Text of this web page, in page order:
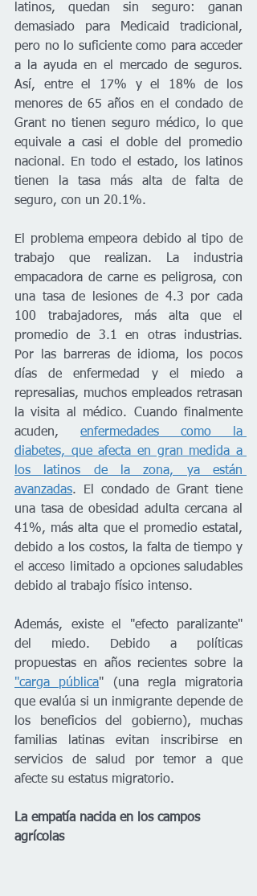
latinos, quedan sin seguro: ganan
demasiado para Medicaid tradicional,
pero no lo suficiente como para acceder
a la ayuda en el mercado de seguros.
Así, entre el 17% y el 18% de los
menores de 65 años en el condado de
Grant no tienen seguro médico, lo que
equivale a casi el doble del promedio
nacional. En todo el estado, los latinos
tienen la tasa más alta de falta de
seguro, con un 20.1%.
El problema empeora debido al tipo de
trabajo que realizan. La industria
empacadora de carne es peligrosa, con
una tasa de lesiones de 4.3 por cada
100 trabajadores, más alta que el
promedio de 3.1 en otras industrias.
Por las barreras de idioma, los pocos
días de enfermedad y el miedo a
represalias, muchos empleados retrasan
la visita al médico. Cuando finalmente
acuden, enfermedades como la
diabetes, que afecta en gran medida a
los latinos de la zona, ya están
avanzadas. El condado de Grant tiene
una tasa de obesidad adulta cercana al
41%, más alta que el promedio estatal,
debido a los costos, la falta de tiempo y
el acceso limitado a opciones saludables
debido al trabajo físico intenso.
Además, existe el "efecto paralizante"
del miedo. Debido a políticas
"carga pública" (una regla migratoria
que evalúa si un inmigrante depende de
los beneficios del gobierno), muchas
familias latinas evitan inscribirse en
servicios de salud por temor a que
afecte su estatus migratorio.
La empatía nacida en los campos
agrícolas